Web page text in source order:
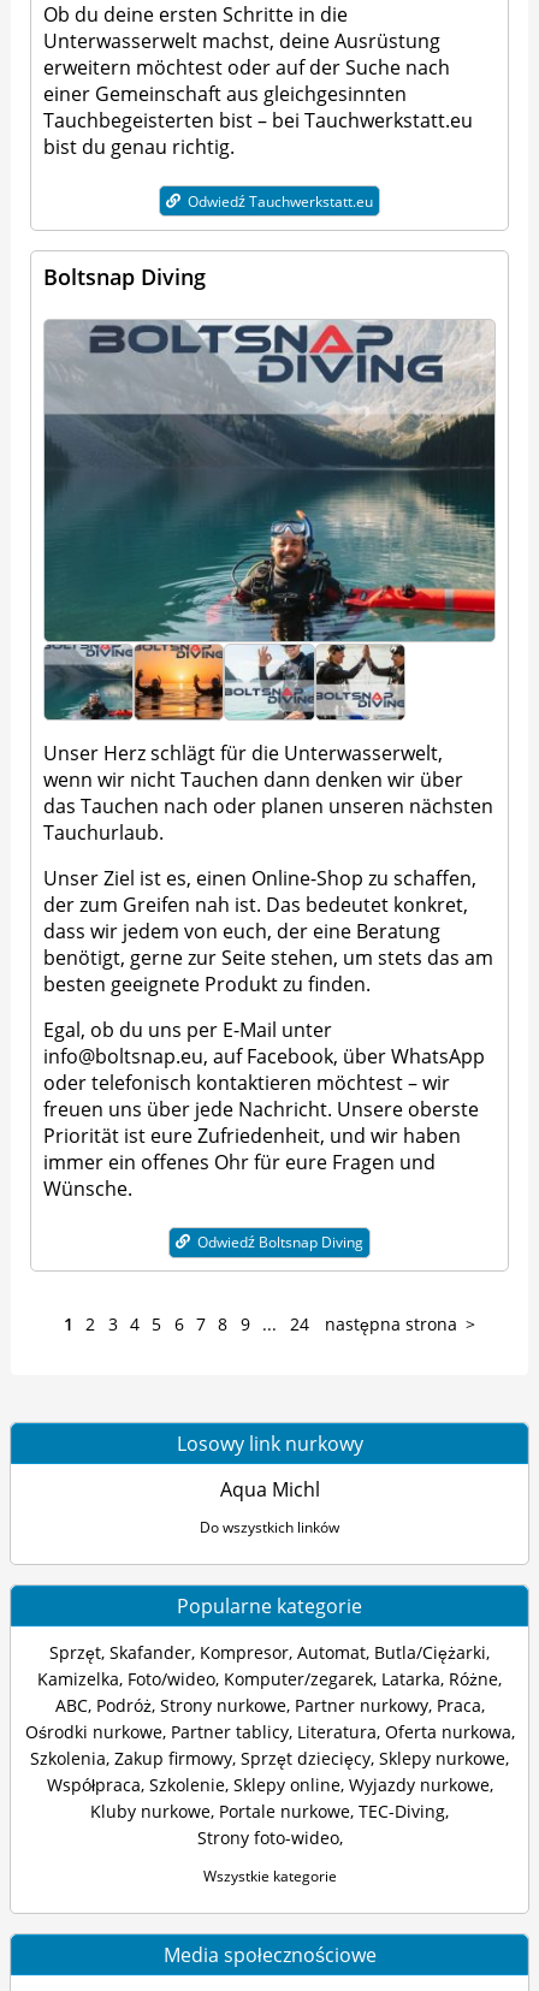
Ob du deine ersten Schritte in die
Unterwasserwelt machst, deine Ausrüstung
erweitern möchtest oder auf der Suche nach
einer Gemeinschaft aus gleichgesinnten
Tauchbegeisterten bist – bei Tauchwerkstatt.eu
bist du genau richtig.
Odwiedź Tauchwerkstatt.eu
Boltsnap Diving
Unser Herz schlägt für die Unterwasserwelt,
wenn wir nicht Tauchen dann denken wir über
das Tauchen nach oder planen unseren nächsten
Tauchurlaub.
Unser Ziel ist es, einen Online-Shop zu schaffen,
der zum Greifen nah ist. Das bedeutet konkret,
dass wir jedem von euch, der eine Beratung
benötigt, gerne zur Seite stehen, um stets das am
besten geeignete Produkt zu finden.
Egal, ob du uns per E-Mail unter
info@boltsnap.eu, auf Facebook, über WhatsApp
oder telefonisch kontaktieren möchtest – wir
freuen uns über jede Nachricht. Unsere oberste
Priorität ist eure Zufriedenheit, und wir haben
immer ein offenes Ohr für eure Fragen und
Wünsche.
Odwiedź Boltsnap Diving
1 2 3 4 5 6 7 8 9 ... 24 następna strona
Losowy link nurkowy
Aqua Michl
Do wszystkich linków
Popularne kategorie
Sprzęt, Skafander, Kompresor, Automat, Butla/Ciężarki,
Kamizelka, Foto/wideo, Komputer/zegarek, Latarka, Różne,
ABC, Podróż, Strony nurkowe, Partner nurkowy, Praca,
Ośrodki nurkowe, Partner tablicy, Literatura, Oferta nurkowa,
Szkolenia, Zakup firmowy, Sprzęt dziecięcy, Sklepy nurkowe,
Współpraca, Szkolenie, Sklepy online, Wyjazdy nurkowe,
Kluby nurkowe, Portale nurkowe, TEC-Diving,
Strony foto-wideo,
Wszystkie kategorie
Media społecznościowe